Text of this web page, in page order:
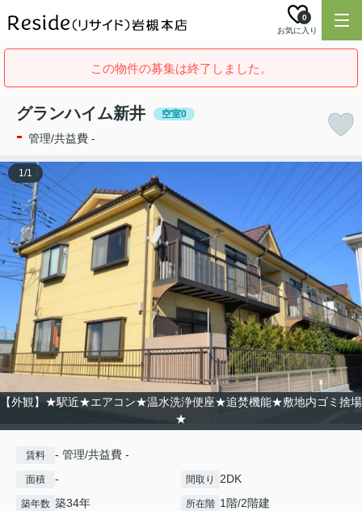
お気に入り
0
この物件の募集は終了しました。
グランハイム新井 空室0
- 管理/共益費 -
【外観】★駅近★エアコン★温水洗浄便座★追焚機能★敷地内ゴミ捨場
★
1/1
賃料 - 管理/共益費 -
面積 - 間取り 2DK
築年数 築34年 所在階 1階/2階建